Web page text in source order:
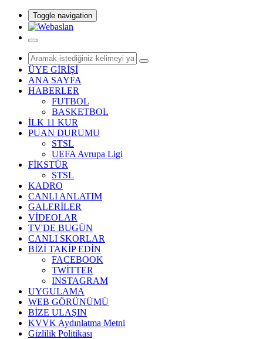
Toggle navigation
ÜYE GİRİŞİ
ANA SAYFA
HABERLER
FUTBOL
BASKETBOL
İLK 11 KUR
PUAN DURUMU
STSL
UEFA Avrupa Ligi
FİKSTÜR
STSL
KADRO
CANLI ANLATIM
GALERİLER
VİDEOLAR
TV'DE BUGÜN
CANLI SKORLAR
BİZİ TAKİP EDİN
FACEBOOK
TWİTTER
INSTAGRAM
UYGULAMA
WEB GÖRÜNÜMÜ
BİZE ULAŞIN
KVVK Aydınlatma Metni
Gizlilik Politikası